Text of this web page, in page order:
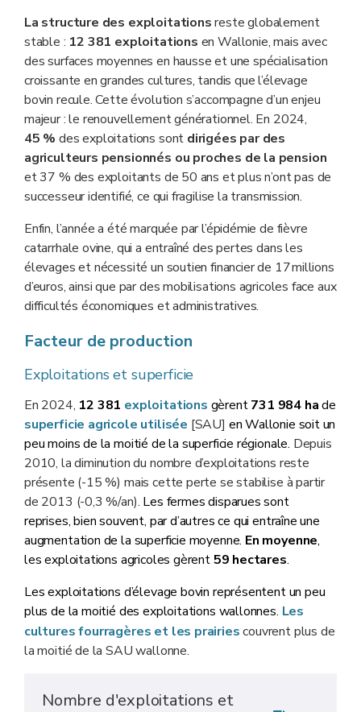
La structure des exploitationsreste globalement
stable : 12 381 exploitations en Wallonie, mais avec
des surfaces moyennes en hausse et une spécialisation
croissante en grandes cultures, tandis que l’élevage
bovin recule. Cette évolution s’accompagne d’un enjeu
majeur : le renouvellement générationnel. En 2024,
45 % des exploitations sont dirigées par des
agriculteurs pensionnés ou proches de la pension
et 37 % des exploitants de 50 ans et plus n’ont pas de
successeur identifié, ce qui fragilise la transmission.
Enfin, l’année a été marquée par l’épidémie de fièvre
catarrhale ovine, qui a entraîné des pertes dans les
élevages et nécessité un soutien financier de 17 millions
d’euros, ainsi que par des mobilisations agricoles face aux
difficultés économiques et administratives.
Facteur de production
Exploitations et superficie
En 2024, 12 381 exploitations gèrent731 984 ha de
superficie agricole utilisée [SAU] en Wallonie soit un
peu moins de la moitié de la superficie régionale. Depuis
2010, la diminution du nombre d’exploitations reste
présente (-15 %) mais cette perte se stabilise à partir
de 2013 (-0,3 %/an). Les fermes disparues sont
reprises, bien souvent, par d’autres ce qui entraîne une
augmentation de la superficie moyenne. En moyenne,
les exploitations agricoles gèrent59 hectares.
Les exploitations d’élevage bovin représentent un peu
plus de la moitié des exploitations wallonnes. Les
cultures fourragères et les prairiescouvrent plus de
la moitié de la SAU wallonne.
Nombre d'exploitations et